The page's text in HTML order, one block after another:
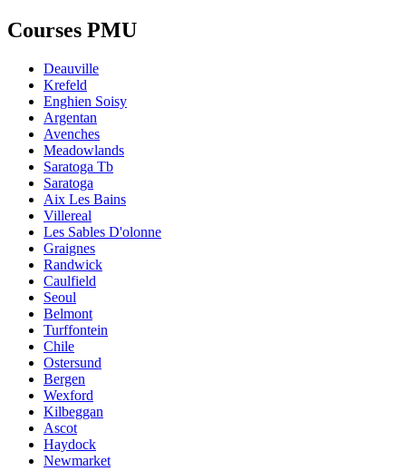
Courses PMU
Deauville
Krefeld
Enghien Soisy
Argentan
Avenches
Meadowlands
Saratoga Tb
Saratoga
Aix Les Bains
Villereal
Les Sables D'olonne
Graignes
Randwick
Caulfield
Seoul
Belmont
Turffontein
Chile
Ostersund
Bergen
Wexford
Kilbeggan
Ascot
Haydock
Newmarket